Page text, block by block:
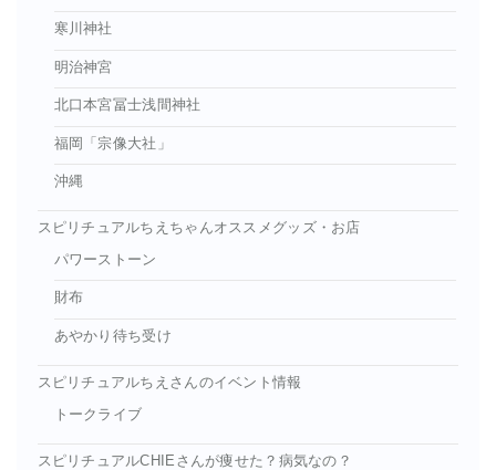
寒川神社
明治神宮
北口本宮冨士浅間神社
福岡「宗像大社」
沖縄
スピリチュアルちえちゃんオススメグッズ・お店
パワーストーン
財布
あやかり待ち受け
スピリチュアルちえさんのイベント情報
トークライブ
スピリチュアルCHIEさんが痩せた？病気なの？